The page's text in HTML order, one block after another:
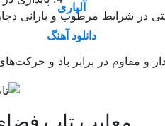
در شرایط مرطوب و بارانی
و مقاوم در برابر باد و
آلپاری
دانلود آهنگ